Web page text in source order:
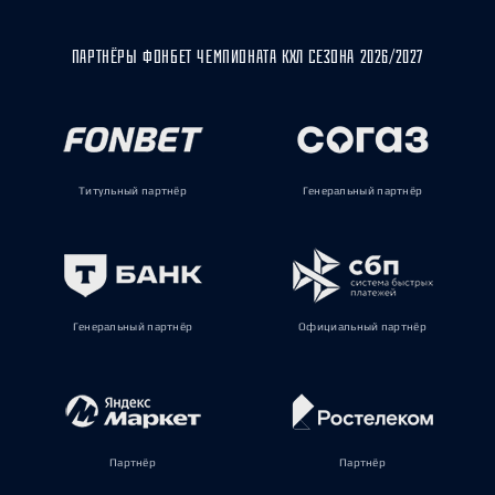
ПАРТНЁРЫ ФОНБЕТ ЧЕМПИОНАТА КХЛ СЕЗОНА 2026/2027
Титульный партнёр Генеральный партнёр
Генеральный партнёр Официальный партнёр
Партнёр Партнёр